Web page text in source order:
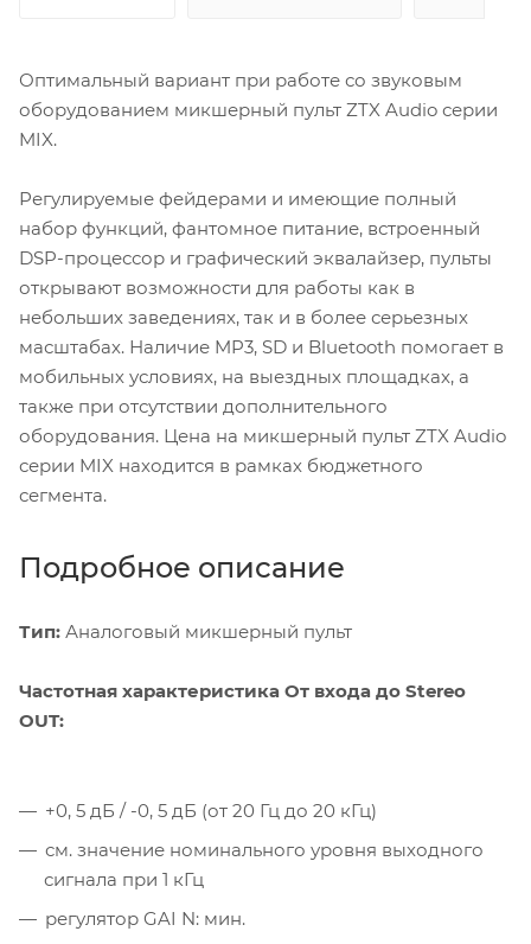
Оптимальный вариант при работе со звуковым
оборудованием микшерный пульт ZTX Audio серии
MIX.
Регулируемые фейдерами и имеющие полный
набор функций, фантомное питание, встроенный
DSP-процессор и графический эквалайзер, пульты
открывают возможности для работы как в
небольших заведениях, так и в более серьезных
масштабах. Наличие MP3, SD и Bluetooth помогает в
мобильных условиях, на выездных площадках, а
также при отсутствии дополнительного
оборудования. Цена на микшерный пульт ZTX Audio
серии MIX находится в рамках бюджетного
сегмента.
Подробное описание
Тип: Аналоговый микшерный пульт
Частотная характеристика От входа до Stereo
OUT:
+0, 5 дБ / -0, 5 дБ (от 20 Гц до 20 кГц)
см. значение номинального уровня выходного
сигнала при 1 кГц
регулятор GAI N: мин.